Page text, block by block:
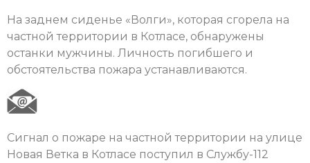
На заднем сиденье «Волги», которая сгорела на
частной территории в Котласе, обнаружены
останки мужчины. Личность погибшего и
обстоятельства пожара устанавливаются.
Сигнал о пожаре на частной территории на улице
Новая Ветка в Котласе поступил в Службу-112